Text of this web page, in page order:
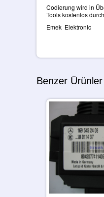
Codierung wird in
Tools kostenlos
Emek Elektronic
Benzer Ürünler